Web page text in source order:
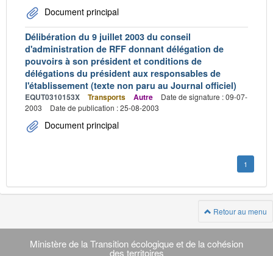
Document principal
Délibération du 9 juillet 2003 du conseil
d'administration de RFF donnant délégation de
pouvoirs à son président et conditions de
délégations du président aux responsables de
l'établissement (texte non paru au Journal officiel)
EQUT0310153X Transports Autre
Date de signature : 09-07-
2003
Date de publication : 25-08-2003
Document principal
1
Retour au menu
Navigation
transverse
Ministère de la Transition écologique et de la cohésion
des territoires